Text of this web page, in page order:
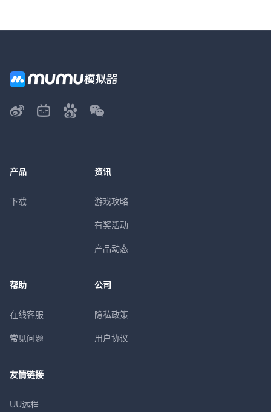
产品
下载
资讯
游戏攻略
有奖活动
产品动态
帮助
在线客服
常见问题
公司
隐私政策
用户协议
友情链接
UU远程